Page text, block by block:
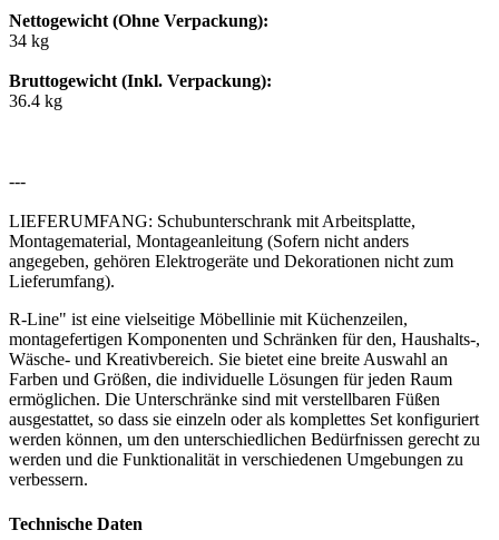
Nettogewicht (Ohne Verpackung):
34 kg
Bruttogewicht (Inkl. Verpackung):
36.4 kg
---
LIEFERUMFANG: Schubunterschrank mit Arbeitsplatte,
Montagematerial, Montageanleitung (Sofern nicht anders
angegeben, gehören Elektrogeräte und Dekorationen nicht zum
Lieferumfang).
R-Line" ist eine vielseitige Möbellinie mit Küchenzeilen,
montagefertigen Komponenten und Schränken für den, Haushalts-,
Wäsche- und Kreativbereich. Sie bietet eine breite Auswahl an
Farben und Größen, die individuelle Lösungen für jeden Raum
ermöglichen. Die Unterschränke sind mit verstellbaren Füßen
ausgestattet, so dass sie einzeln oder als komplettes Set konfiguriert
werden können, um den unterschiedlichen Bedürfnissen gerecht zu
werden und die Funktionalität in verschiedenen Umgebungen zu
verbessern.
Technische Daten